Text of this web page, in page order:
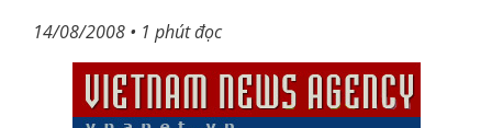
GIỚI THIỆU
SẢN PHẨM & DỊCH VỤ
TIN TỨC
14/08/2008 • 1 phút đọc